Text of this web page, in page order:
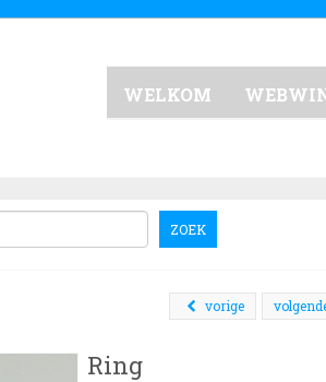
WELKOM
ZOEK
vorige
Ring